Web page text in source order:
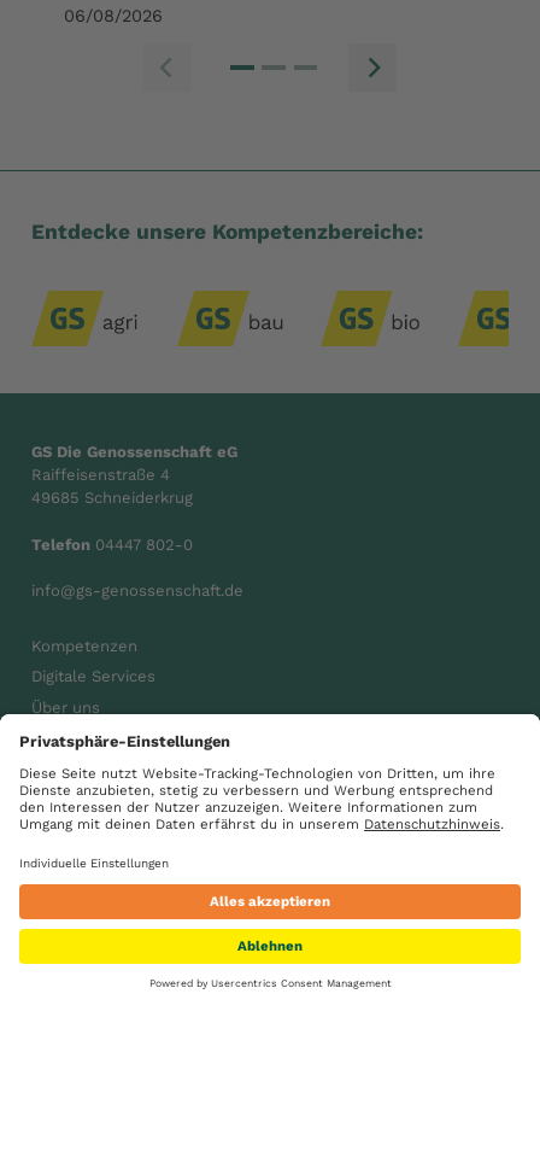
06/08/2026
Entdecke unsere Kompetenzbereiche:
GS Die Genossenschaft eG
Raiffeisenstraße 4
49685 Schneiderkrug
Telefon 04447 802-0
info@gs-genossenschaft.de
Kompetenzen
Digitale Services
Über uns
Karriere
Aktuelles
gsdiegenossenschaft
GS Gemeinsam wachsen
Standorte Kontakt